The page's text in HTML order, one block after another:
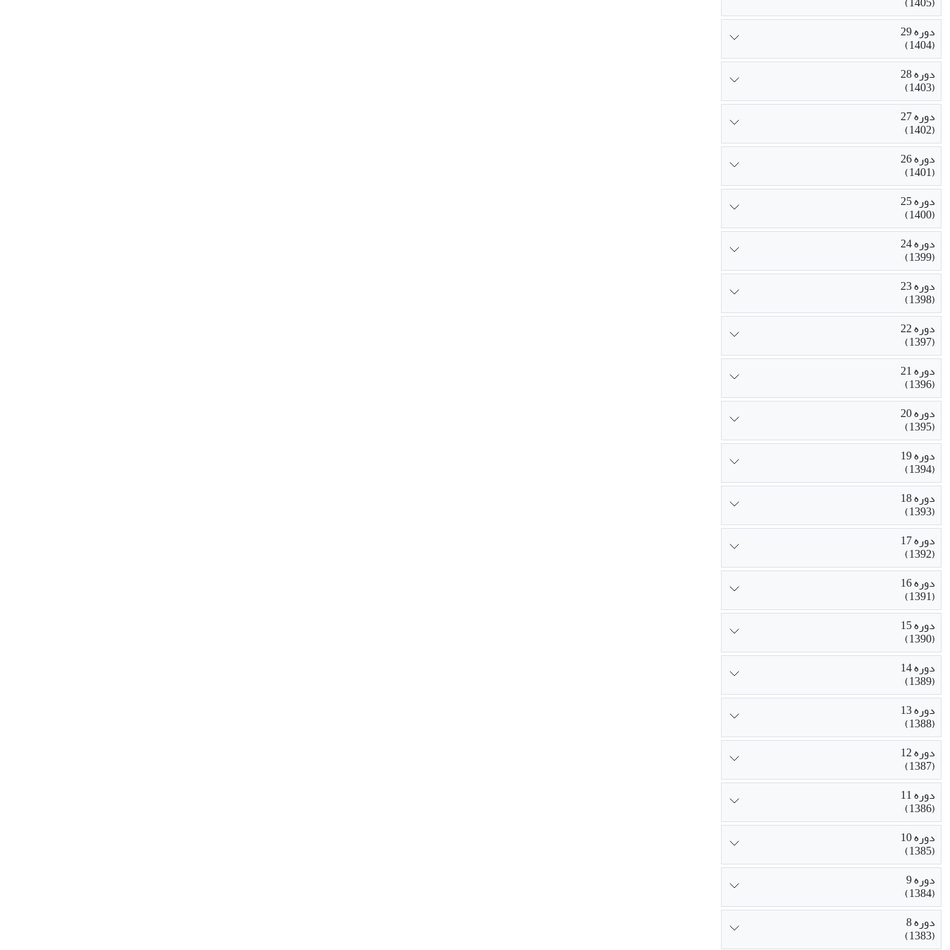
دوره 29
(1404)
دوره 28
(1403)
دوره 27
(1402)
دوره 26
(1401)
دوره 25
(1400)
دوره 24
(1399)
دوره 23
(1398)
دوره 22
(1397)
دوره 21
(1396)
دوره 20
(1395)
دوره 19
(1394)
دوره 18
(1393)
دوره 17
(1392)
دوره 16
(1391)
دوره 15
(1390)
دوره 14
(1389)
دوره 13
(1388)
دوره 12
(1387)
دوره 11
(1386)
دوره 10
(1385)
دوره 9
(1384)
دوره 8
(1383)